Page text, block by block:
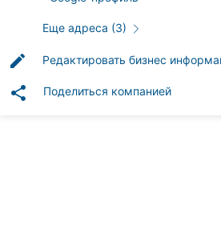
Тернополь
Еще адреса (3)
edit Редактировать бизнес
share Поделиться компанией